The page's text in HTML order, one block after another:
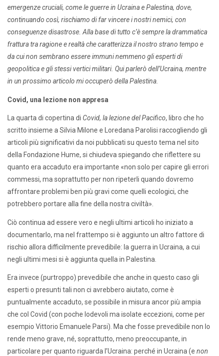
emergenze cruciali, come le guerre in Ucraina e Palestina, dove,
continuando così, rischiamo di far vincere i nostri nemici, con
conseguenze disastrose. Alla base di tutto c’è sempre la drammatica
frattura tra ragione e realtà che caratterizza il nostro strano tempo e
da cui non sembrano essere immuni nemmeno gli esperti di
geopolitica e gli stessi vertici militari. Qui parlerò dell’Ucraina, mentre
in un prossimo articolo mi occuperò della Palestina.
Covid, una lezione non appresa
La quarta di copertina di Covid, la lezione del Pacifico, libro che ho
scritto insieme a Silvia Milone e Loredana Parolisi raccogliendo gli
articoli più significativi da noi pubblicati su questo tema nel sito
della Fondazione Hume, si chiudeva spiegando che riflettere su
quanto era accaduto era importante «non solo per capire gli errori
commessi, ma soprattutto per non ripeterli quando dovremo
affrontare problemi ben più gravi come quelli ecologici, che
potrebbero portare alla fine della nostra civiltà».
Ciò continua ad essere vero e negli ultimi articoli ho iniziato a
documentarlo, ma nel frattempo si è aggiunto un altro fattore di
rischio allora difficilmente prevedibile: la guerra in Ucraina, a cui
negli ultimi mesi si è aggiunta quella in Palestina.
Era invece (purtroppo) prevedibile che anche in questo caso gli
esperti o presunti tali non ci avrebbero aiutato, come è
puntualmente accaduto, se possibile in misura ancor più ampia
che col Covid (con poche lodevoli ma isolate eccezioni, come per
esempio Vittorio Emanuele Parsi). Ma che fosse prevedibile non lo
rende meno grave, né, soprattutto, meno preoccupante, in
particolare per quanto riguarda l’Ucraina: perché in Ucraina (e non